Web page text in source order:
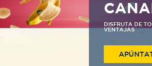
DISFRUTA DE
VENTAJAS